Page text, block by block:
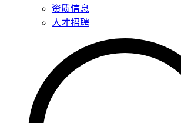
资质信息
人才招聘